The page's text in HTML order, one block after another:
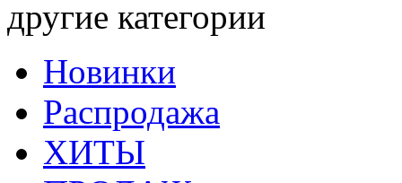
другие категории
Новинки
Распродажа
ХИТЫ